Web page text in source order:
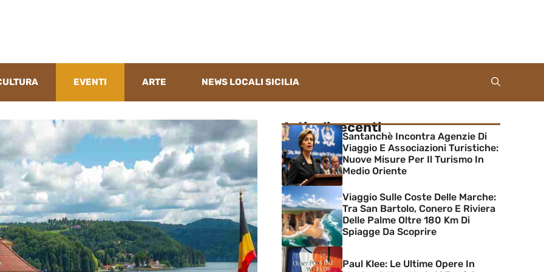
EVENTI ARTE NEWS LOCALI SICILIA
Articoli recenti
Santanchè Incontra Agenzie Di
Viaggio E Associazioni Turistiche:
Nuove Misure Per Il Turismo In
Medio Oriente
Viaggio Sulle Coste Delle Marche:
Tra San Bartolo, Conero E Riviera
Delle Palme Oltre 180 Km Di
Spiagge Da Scoprire
Paul Klee: Le Ultime Opere In